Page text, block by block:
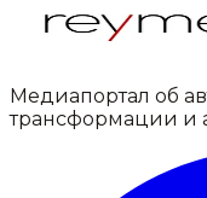
Медиапортал об
трансформации и